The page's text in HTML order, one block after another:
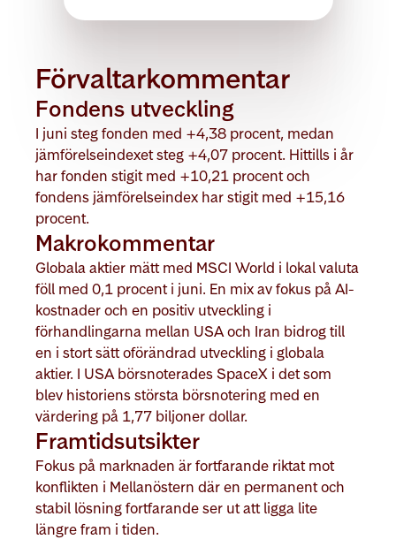
Förvaltarkommentar
Fondens utveckling
I juni steg fonden med +4,38 procent, medan
jämförelseindexet steg +4,07 procent. Hittills i år
har fonden stigit med +10,21 procent och
fondens jämförelseindex har stigit med +15,16
procent.
Makrokommentar
Globala aktier mätt med MSCI World i lokal valuta
föll med 0,1 procent i juni. En mix av fokus på AI-
kostnader och en positiv utveckling i
förhandlingarna mellan USA och Iran bidrog till
en i stort sätt oförändrad utveckling i globala
aktier. I USA börsnoterades SpaceX i det som
blev historiens största börsnotering med en
värdering på 1,77 biljoner dollar.
Framtidsutsikter
Fokus på marknaden är fortfarande riktat mot
konflikten i Mellanöstern där en permanent och
stabil lösning fortfarande ser ut att ligga lite
längre fram i tiden.